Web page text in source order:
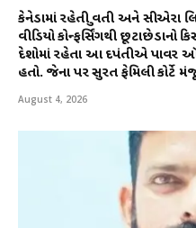
કેનેડામાં રહેતી યુવતી અને સીએરા
વીડિયો કોન્ફર્સિંગથી
દેશોમાં રહેતા આ દપંતીએ પાવર ઑફ
હતો. જેના પર સુરત ફેમિલી કોર્ટે
August 4, 2026